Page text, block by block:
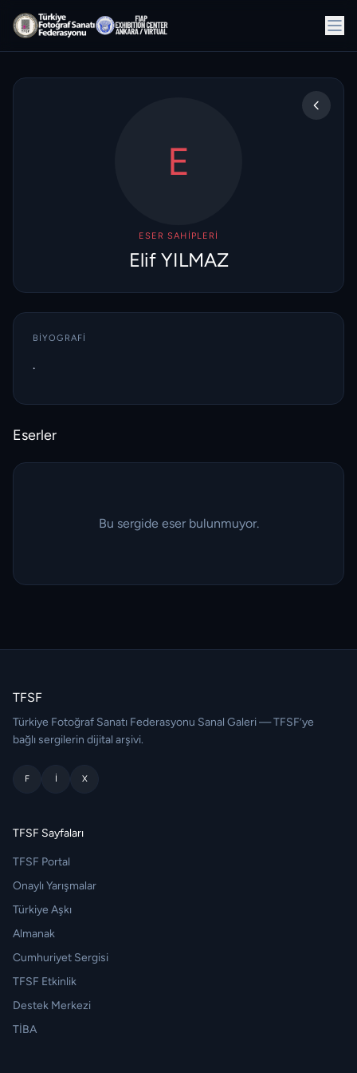
E
ESER SAHIPLERI
Elif YILMAZ
BIYOGRAFI
.
Eserler
Bu sergide eser bulunmuyor.
TFSF
Türkiye Fotoğraf Sanatı Federasyonu Sanal Galeri — TFSF’ye
bağlı sergilerin dijital arşivi.
F I X
TFSF Sayfaları
TFSF Portal
Onaylı Yarışmalar
Türkiye Aşkı
Almanak
Cumhuriyet Sergisi
TFSF Etkinlik
Destek Merkezi
TİBA